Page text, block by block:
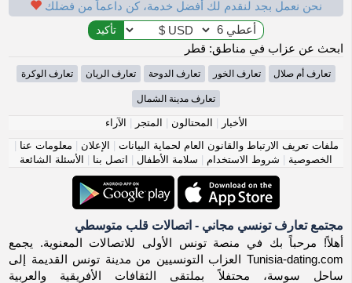
نحن نعمل بجد لنقدم لك أفضل خدمة، كن داعماً من فضلك
ابحث عن عزاب في مناطق: قطر
تعارف أم صلال تعارف الخور تعارف الدوحة تعارف الريان تعارف الوكرة
تعارف مدينة الشمال
الأخبار | المحتالون | المتجر | الآراء
ملفات تعريف الارتباط والقانون العام لحماية البيانات | الإعلان | معلومات عنا |
الخصوصية | شروط الاستخدام | سلامة الأطفال | اتصل بنا | الأسئلة الشائعة
مجتمع تعارف تونسي مجاني - اتصالات قلب متوسطي
أهلاً! مرحباً بك في منصة تونس الأولى للاتصالات المعنوية. يجمع
Tunisia-dating.com العزاب التونسيين من مدينة تونس القديمة إلى
ساحل سوسة، محتفلاً بملتقى الثقافات الأفريقية والعربية